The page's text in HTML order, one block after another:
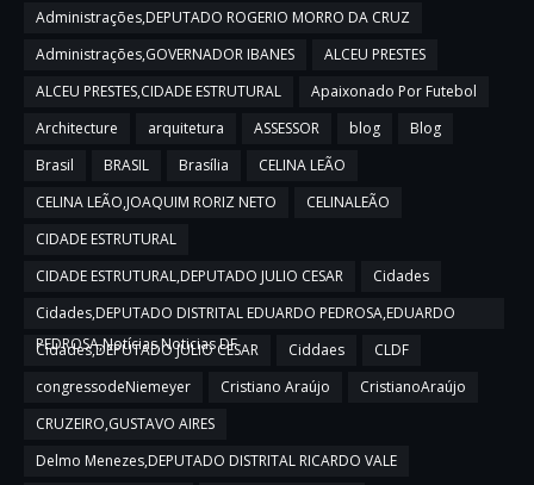
Administrações,DEPUTADO ROGERIO MORRO DA CRUZ
Administrações,GOVERNADOR IBANES
ALCEU PRESTES
ALCEU PRESTES,CIDADE ESTRUTURAL
Apaixonado Por Futebol
Architecture
arquitetura ASSESSOR blog
Blog
Brasil
BRASIL Brasília
CELINA LEÃO
CELINA LEÃO,JOAQUIM RORIZ NETO
CELINALEÃO
CIDADE ESTRUTURAL
CIDADE ESTRUTURAL,DEPUTADO JULIO CESAR
Cidades
Cidades,DEPUTADO DISTRITAL EDUARDO PEDROSA,EDUARDO
PEDROSA,Notícias,Noticias DF
Cidades,DEPUTADO JULIO CESAR Ciddaes
CLDF
congressodeNiemeyer
Cristiano Araújo
CristianoAraújo
CRUZEIRO,GUSTAVO AIRES
Delmo Menezes,DEPUTADO DISTRITAL RICARDO VALE